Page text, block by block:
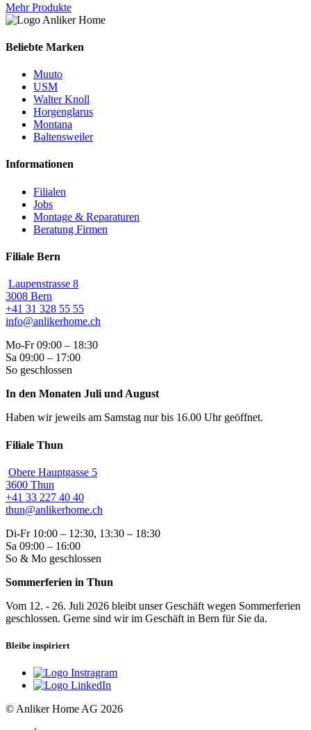
Mehr Produkte
Beliebte Marken
Muuto
USM
Walter Knoll
Horgenglarus
Montana
Baltensweiler
Informationen
Filialen
Jobs
Montage & Reparaturen
Beratung Firmen
Filiale Bern
Laupenstrasse 8
3008 Bern
+41 31 328 55 55
info@anlikerhome.ch
Mo-Fr 09:00 – 18:30
Sa 09:00 – 17:00
So geschlossen
In den Monaten Juli und August
Haben wir jeweils am Samstag nur bis 16.00 Uhr geöffnet.
Filiale Thun
Obere Hauptgasse 5
3600 Thun
+41 33 227 40 40
thun@anlikerhome.ch
Di-Fr 10:00 – 12:30, 13:30 – 18:30
Sa 09:00 – 16:00
So & Mo geschlossen
Sommerferien in Thun
Vom 12. - 26. Juli 2026 bleibt unser Geschäft wegen Sommerferien
geschlossen. Gerne sind wir im Geschäft in Bern für Sie da.
Bleibe inspiriert
© Anliker Home AG 2026